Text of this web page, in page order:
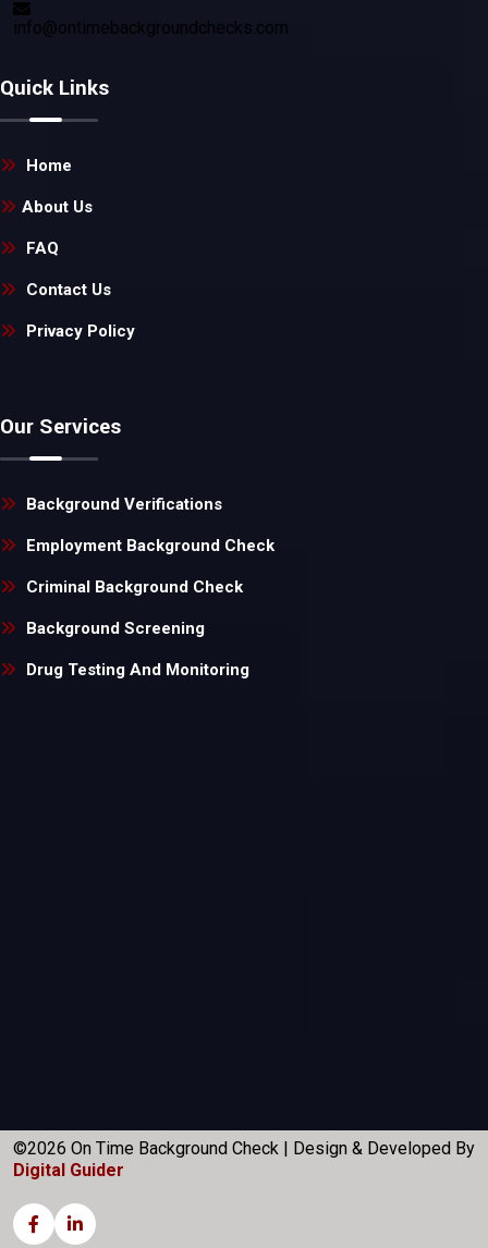
info@ontimebackgroundchecks.com
Quick Links
Home
About Us
FAQ
Contact Us
Privacy Policy
Our Services
Background Verifications
Employment Background Check
Criminal Background Check
Background Screening
Drug Testing And Monitoring
©2026 On Time Background Check | Design & Developed By
Digital Guider